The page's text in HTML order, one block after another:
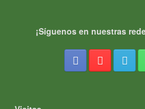
¡Síguenos en nuestras